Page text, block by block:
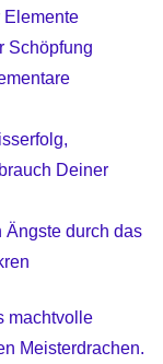
Elemente
Schöpfung
Deiner
Ängste durch das
machtvolle
Meisterdrachen.